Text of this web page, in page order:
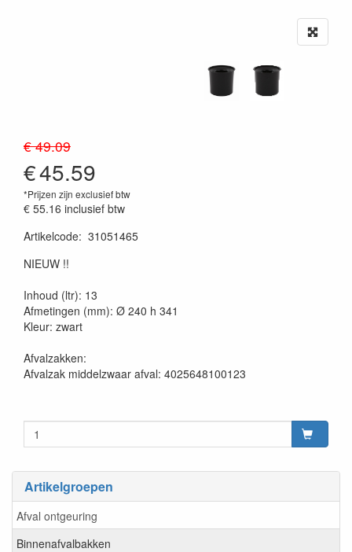
Artikelgroepen
Afval ontgeuring
Binnenafvalbakken
€ 49.09
€45.59
*Prijzen zijn exclusief btw
€ 55.16 inclusief btw
Artikelcode: 31051465
NIEUW !!
Inhoud (ltr): 13
Afmetingen (mm): Ø 240 h 341
Kleur: zwart
Afvalzakken:
Afvalzak middelzwaar afval: 4025648100123